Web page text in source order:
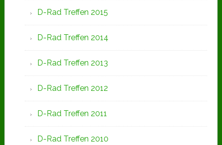
D-Rad Treffen 2015
D-Rad Treffen 2014
D-Rad Treffen 2013
D-Rad Treffen 2012
D-Rad Treffen 2011
D-Rad Treffen 2010